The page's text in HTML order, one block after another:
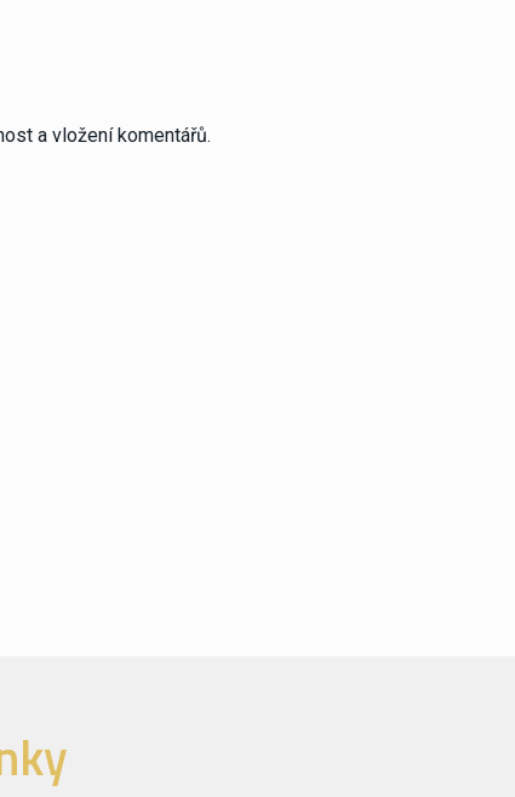
a vložení komentářů.